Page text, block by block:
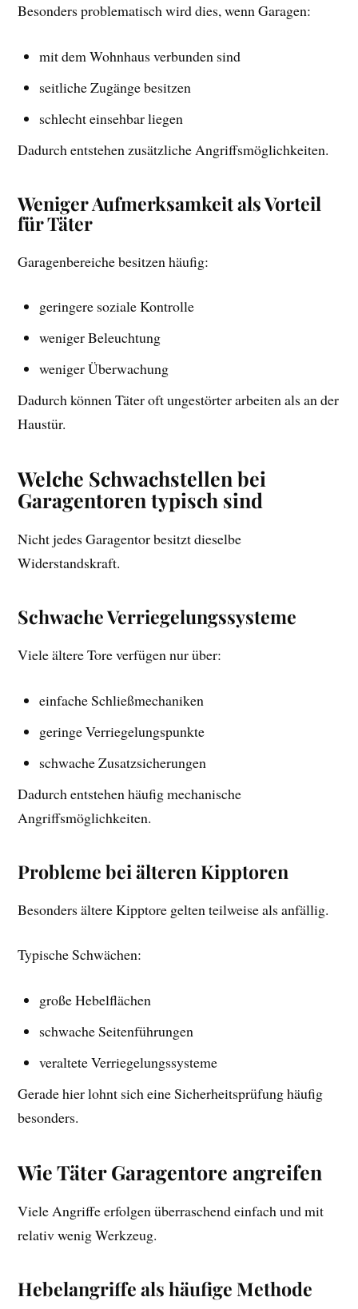
Besonders problematisch wird dies, wenn Garagen:
mit dem Wohnhaus verbunden sind
seitliche Zugänge besitzen
schlecht einsehbar liegen
Dadurch entstehen zusätzliche Angriffsmöglichkeiten.
Weniger Aufmerksamkeit als Vorteil
für Täter
Garagenbereiche besitzen häufig:
geringere soziale Kontrolle
weniger Beleuchtung
weniger Überwachung
Dadurch können Täter oft ungestörter arbeiten als an der
Haustür.
Welche Schwachstellen bei
Garagentoren typisch sind
Nicht jedes Garagentor besitzt dieselbe
Widerstandskraft.
Schwache Verriegelungssysteme
Viele ältere Tore verfügen nur über:
einfache Schließmechaniken
geringe Verriegelungspunkte
schwache Zusatzsicherungen
Dadurch entstehen häufig mechanische
Angriffsmöglichkeiten.
Probleme bei älteren Kipptoren
Besonders ältere Kipptore gelten teilweise als anfällig.
Typische Schwächen:
große Hebelflächen
schwache Seitenführungen
veraltete Verriegelungssysteme
Gerade hier lohnt sich eine Sicherheitsprüfung häufig
besonders.
Wie Täter Garagentore angreifen
Viele Angriffe erfolgen überraschend einfach und mit
relativ wenig Werkzeug.
Hebelangriffe als häufige Methode